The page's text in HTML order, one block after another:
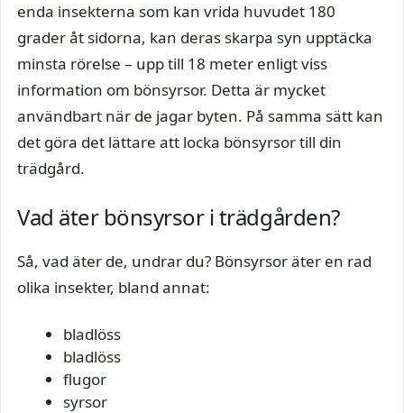
enda insekterna som kan vrida huvudet 180
grader åt sidorna, kan deras skarpa syn upptäcka
minsta rörelse – upp till 18 meter enligt viss
information om bönsyrsor. Detta är mycket
användbart när de jagar byten. På samma sätt kan
det göra det lättare att locka bönsyrsor till din
trädgård.
Vad äter bönsyrsor i trädgården?
Så, vad äter de, undrar du? Bönsyrsor äter en rad
olika insekter, bland annat:
bladlöss
bladlöss
flugor
syrsor